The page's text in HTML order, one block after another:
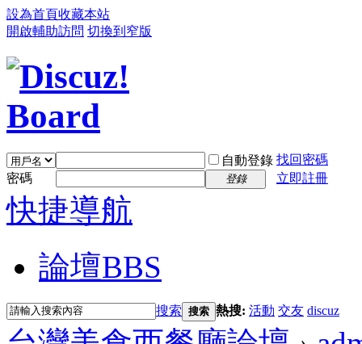
設為首頁收藏本站
開啟輔助訪問 切換到窄版
自動登錄 找回密碼
密碼
登錄 立即註冊
快捷導航
論壇BBS
搜索 搜索 熱搜: 活動 交友 discuz